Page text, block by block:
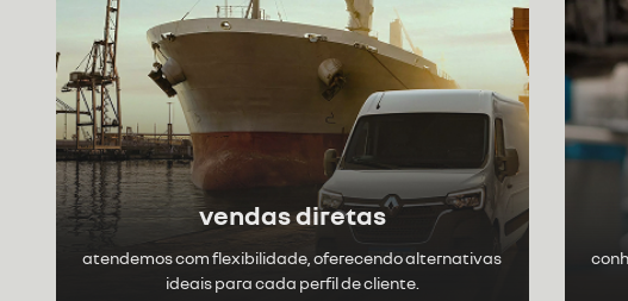
vendas diretas
atendemos com flexibilidade, oferecendo alternativas
ideais para cada perfil de cliente.